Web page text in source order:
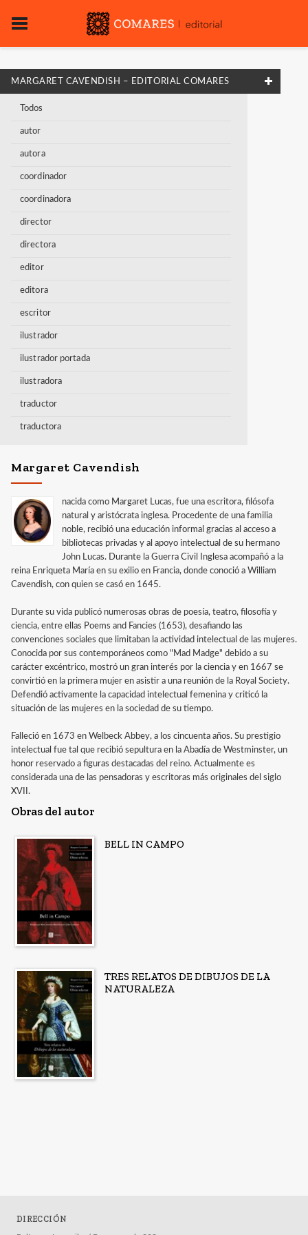
MARGARET CAVENDISH – EDITORIAL COMARES
Todos
autor
autora
coordinador
coordinadora
director
directora
editor
editora
escritor
ilustrador
ilustrador portada
ilustradora
traductor
traductora
Margaret Cavendish
nacida como Margaret Lucas, fue una escritora, filósofa
natural y aristócrata inglesa. Procedente de una familia
noble, recibió una educación informal gracias al acceso a
bibliotecas privadas y al apoyo intelectual de su hermano
John Lucas. Durante la Guerra Civil Inglesa acompañó a la
reina Enriqueta María en su exilio en Francia, donde conoció a William
Cavendish, con quien se casó en 1645.
Durante su vida publicó numerosas obras de poesía, teatro, filosofía y
ciencia, entre ellas Poems and Fancies (1653), desafiando las
convenciones sociales que limitaban la actividad intelectual de las mujeres.
Conocida por sus contemporáneos como "Mad Madge" debido a su
carácter excéntrico, mostró un gran interés por la ciencia y en 1667 se
convirtió en la primera mujer en asistir a una reunión de la Royal Society.
Defendió activamente la capacidad intelectual femenina y criticó la
situación de las mujeres en la sociedad de su tiempo.
Falleció en 1673 en Welbeck Abbey, a los cincuenta años. Su prestigio
intelectual fue tal que recibió sepultura en la Abadía de Westminster, un
honor reservado a figuras destacadas del reino. Actualmente es
considerada una de las pensadoras y escritoras más originales del siglo
XVII.
Obras del autor
BELL IN CAMPO
TRES RELATOS DE DIBUJOS DE LA
NATURALEZA
DIRECCIÓN